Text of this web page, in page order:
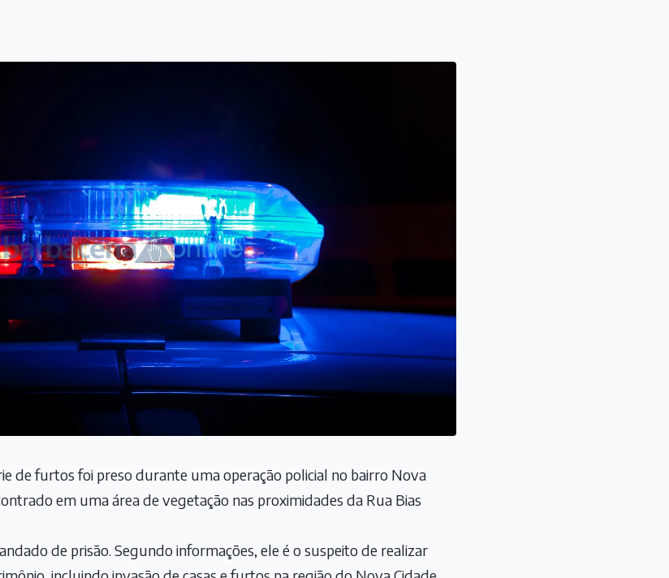
de furtos foi preso durante uma operação policial no bairro Nova
em uma área de vegetação nas proximidades da Rua Bias
de prisão. Segundo informações, ele é o suspeito de realizar